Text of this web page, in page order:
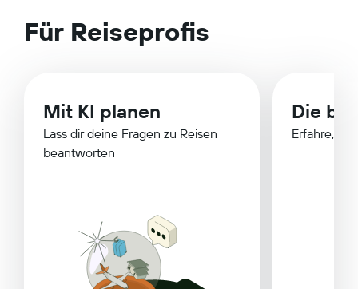
Für Reiseprofis
Mit KI planen
Lass dir deine Fragen zu Reisen
beantworten
Die
Erfahre,